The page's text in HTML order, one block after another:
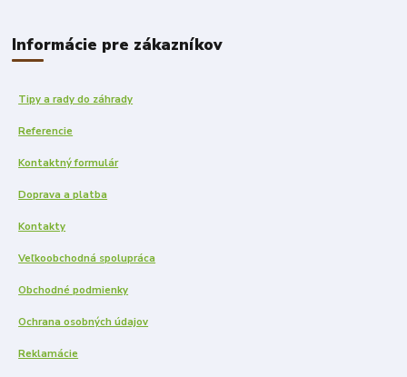
Informácie pre zákazníkov
Tipy a rady do záhrady
Referencie
Kontaktný formulár
Doprava a platba
Kontakty
Veľkoobchodná spolupráca
Obchodné podmienky
Ochrana osobných údajov
Reklamácie